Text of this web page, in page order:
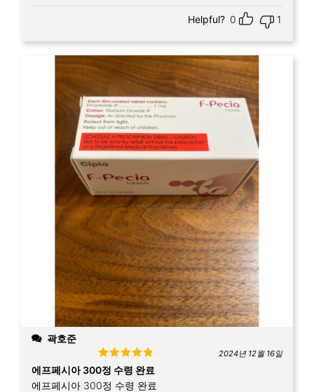
Helpful? 0 1
곽호준
Rated5 out
of 5
2024년 12월 16일
에프페시아 300정 수령 완료
에프페시아 300정 수령 완료